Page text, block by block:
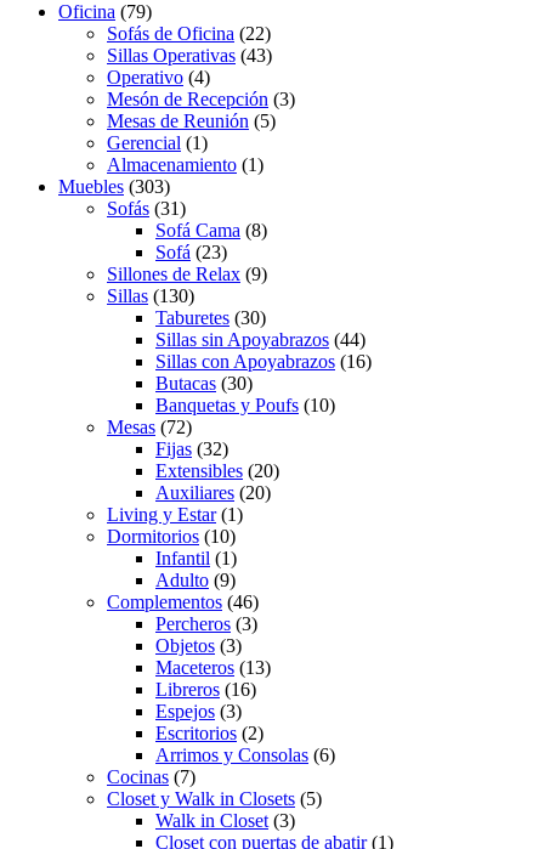
Oficina (79)
Sofás de Oficina (22)
Sillas Operativas (43)
Operativo (4)
Mesón de Recepción (3)
Mesas de Reunión (5)
Gerencial (1)
Almacenamiento (1)
Muebles (303)
Sofás (31)
Sofá Cama (8)
Sofá (23)
Sillones de Relax (9)
Sillas (130)
Taburetes (30)
Sillas sin Apoyabrazos (44)
Sillas con Apoyabrazos (16)
Butacas (30)
Banquetas y Poufs (10)
Mesas (72)
Fijas (32)
Extensibles (20)
Auxiliares (20)
Living y Estar(1)
Dormitorios (10)
Infantil (1)
Adulto (9)
Complementos (46)
Percheros (3)
Objetos (3)
Maceteros (13)
Libreros (16)
Espejos (3)
Escritorios (2)
Arrimos y Consolas (6)
Cocinas (7)
Closet y Walk in Closets (5)
Walk in Closet (3)
Closet con puertas de abatir(1)